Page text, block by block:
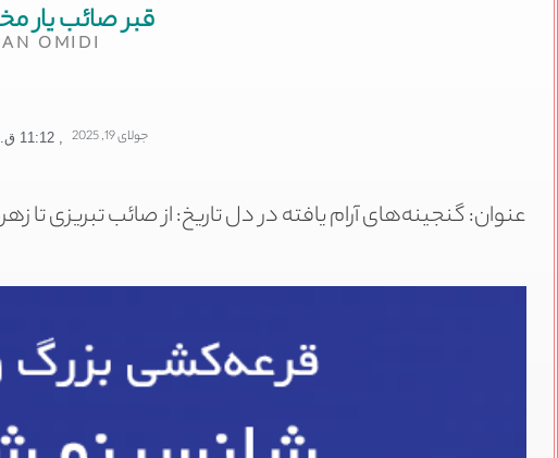
قبر صائب یار
OMIDI
جولای 19, 2025 11:12 ق.ظ
عنوان: گنجینه‌های آرام یافته در دل تاریخ: از صائب تبریزی تا